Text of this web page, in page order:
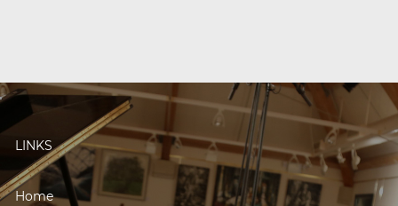
LINKS
Home